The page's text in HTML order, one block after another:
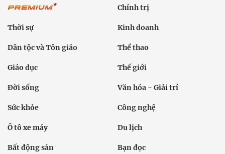
Chính trị
Thời sự Kinh doanh
Dân tộc và Tôn giáo Thể thao
Giáo dục Thế giới
Đời sống Văn hóa - Giải trí
Sức khỏe Công nghệ
Ô tô xe máy Du lịch
Bất động sản Bạn đọc